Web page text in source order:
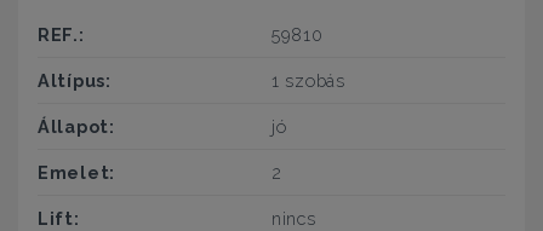
REF.: 59810
Altípus: 1 szobás
Állapot: jó
Emelet: 2
Lift: nincs